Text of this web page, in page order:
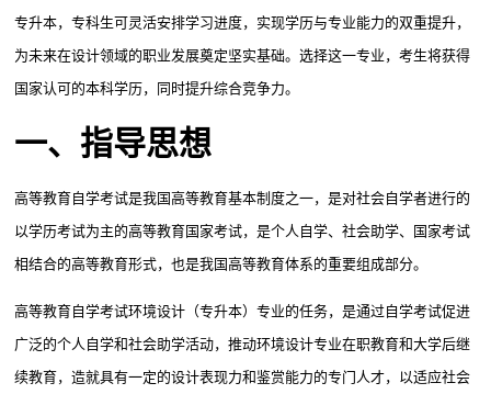
专升本，专科生可灵活安排学习进度，实现学历与专业能力的双重提升，
为未来在设计领域的职业发展奠定坚实基础。选择这一专业，考生将获得
国家认可的本科学历，同时提升综合竞争力。
一、指导思想
高等教育自学考试是我国高等教育基本制度之一，是对社会自学者进行的
以学历考试为主的高等教育国家考试，是个人自学、社会助学、国家考试
相结合的高等教育形式，也是我国高等教育体系的重要组成部分。
高等教育自学考试环境设计（专升本）专业的任务，是通过自学考试促进
广泛的个人自学和社会助学活动，推动环境设计专业在职教育和大学后继
续教育，造就具有一定的设计表现力和鉴赏能力的专门人才，以适应社会